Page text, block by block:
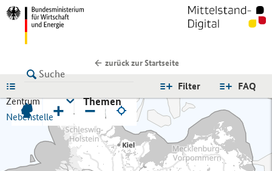
zurück zur Startseite
FAQ
Filter
Zentrum
Nebenstelle
Themen
+ −